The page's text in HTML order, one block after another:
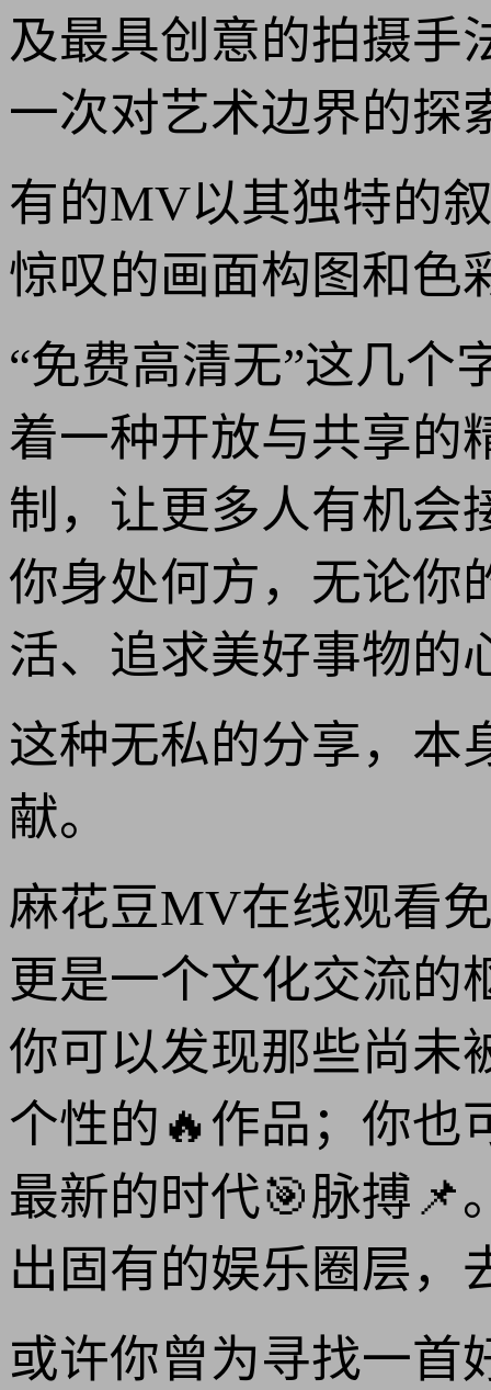
及最具创意的拍摄手
一次对艺术边界的探
有的MV以其独特的
惊叹的画面构图和色
“免费高清无”这几个
着一种开放与共享的
制，让更多人有机会
你身处何方，无论你
活、追求美好事物的
这种无私的分享，本
献。
麻花豆MV在线观看
更是一个文化交流的
你可以发现那些尚未
个性的🔥作品；你也
最新的时代🎯脉搏📌
出固有的娱乐圈层，
或许你曾为寻找一首